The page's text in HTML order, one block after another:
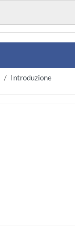
Introduzione